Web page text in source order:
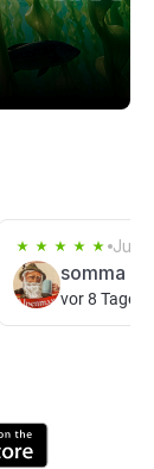
Jul
somma
vor 8 Tagen